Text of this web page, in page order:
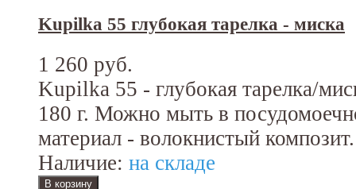
Kupilka 55 глубокая тарелка - миска
1 260 руб.
Kupilka 55 - глубокая тарелка/
180 г. Можно мыть в
материал - волокнистый композит.
Наличие: на складе